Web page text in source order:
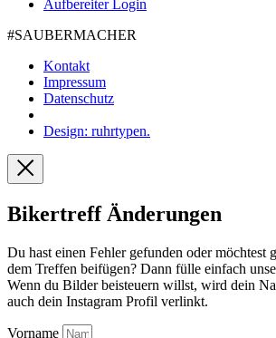
Aufbereiter Login
#SAUBER­MACHER
Kontakt
Impressum
Datenschutz
Design: ruhrtypen.
Bikertreff Änderungen
Du hast einen Fehler gefunden oder möchtest
dem Treffen beifügen? Dann fülle einfach
Wenn du Bilder beisteuern willst, wird dein
auch dein Instagram Profil verlinkt.
Vorname